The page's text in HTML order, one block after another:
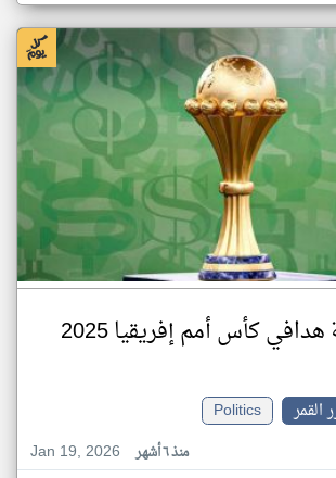
هدافي كأس أمم إفريقيا 2025
القمر
Politics
Jan 19, 2026
منذ ٦ أشهر